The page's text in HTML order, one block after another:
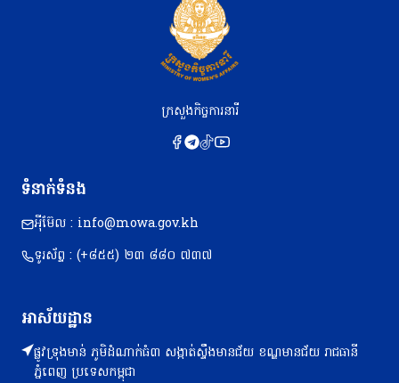
ក្រសួងកិច្ចការនារី
ទំនាក់ទំនង
អុីម៊ែល : info@mowa.gov.kh
ទូរស័ព្ទ : (+៨៥៥) ២៣​ ៨៨០ ៧៣៧
អាស័យដ្ឋាន
ផ្លូវទ្រុងមាន់ ភូមិដំណាក់ធំ៣ សង្កាត់ស្ទឹងមានជ័យ ខណ្ឌមានជ័យ រាជធានី
ភ្នំពេញ ប្រទេសកម្ពុជា